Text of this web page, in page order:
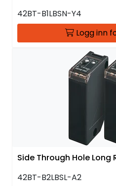
42BT-B1LBSN-Y4
Logg inn
Side Through Hole Long
42BT-B2LBSL-A2